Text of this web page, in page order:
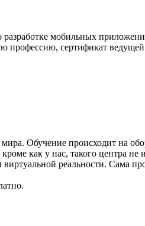
разработке мобильных
профессию, сертификат
Обучение происходит на
как у нас, такого центра не
реальности. Сама